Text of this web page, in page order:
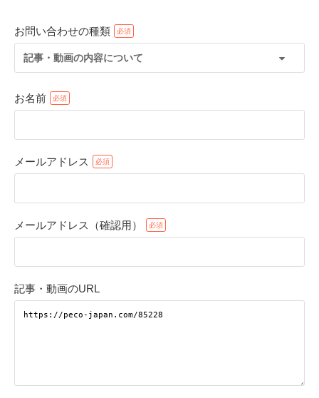
お問い合わせの種類
記事・動画の内容について
お名前
メールアドレス
メールアドレス（確認用）
記事・動画のURL
アプリで開く